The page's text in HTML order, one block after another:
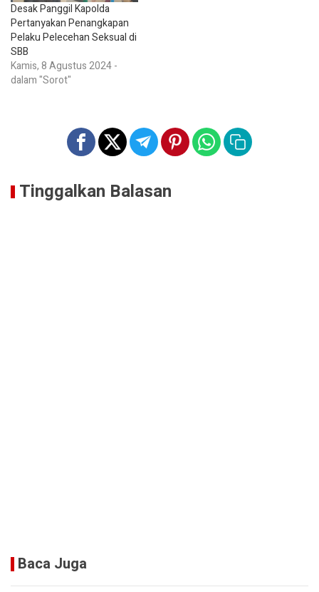
Desak Panggil Kapolda
Pertanyakan Penangkapan
Pelaku Pelecehan Seksual di
SBB
Kamis, 8 Agustus 2024 -
dalam "Sorot"
Tinggalkan Balasan
Baca Juga